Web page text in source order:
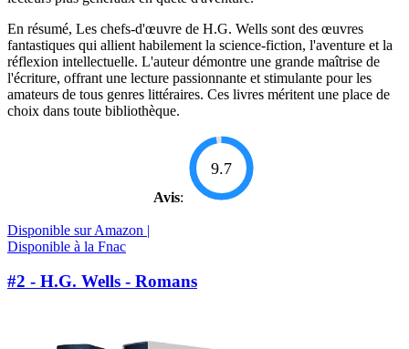
En résumé, Les chefs-d'œuvre de H.G. Wells sont des œuvres
fantastiques qui allient habilement la science-fiction, l'aventure et la
réflexion intellectuelle. L'auteur démontre une grande maîtrise de
l'écriture, offrant une lecture passionnante et stimulante pour les
amateurs de tous genres littéraires. Ces livres méritent une place de
choix dans toute bibliothèque.
Avis:
9.7
Disponible sur Amazon |
Disponible à la Fnac
#2 - H.G. Wells - Romans